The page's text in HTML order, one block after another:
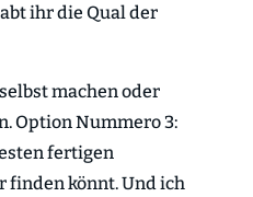
ihr die Qual der
machen oder
Option Nummero 3:
fertigen
finden könnt. Und ich